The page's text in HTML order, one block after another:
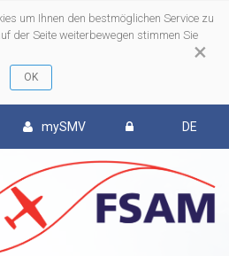
×
um Ihnen den bestmöglichen Service zu
der Seite weiterbewegen stimmen Sie
mySMV DE